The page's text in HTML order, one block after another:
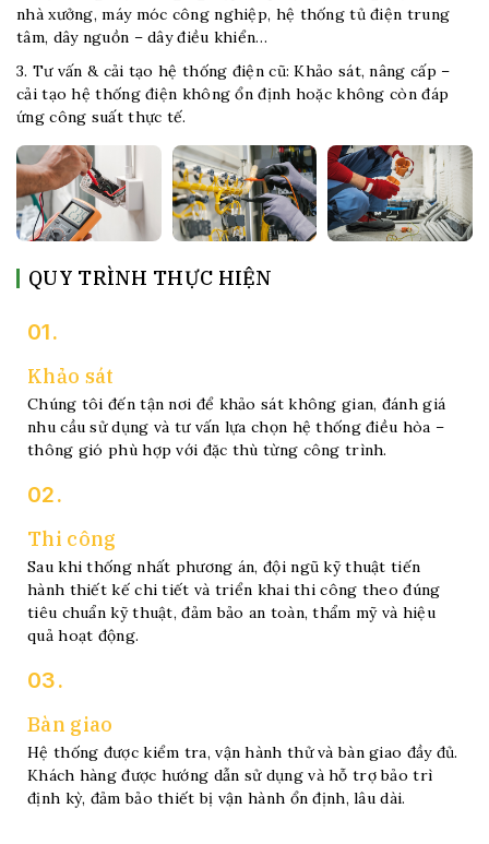
nhà xưởng, máy móc công nghiệp, hệ thống tủ điện trung
tâm, dây nguồn – dây điều khiển…
3. Tư vấn & cải tạo hệ thống điện cũ: Khảo sát, nâng cấp –
cải tạo hệ thống điện không ổn định hoặc không còn đáp
ứng công suất thực tế.
QUY TRÌNH THỰC HIỆN
01.
Khảo sát
Chúng tôi đến tận nơi để khảo sát không gian, đánh giá
nhu cầu sử dụng và tư vấn lựa chọn hệ thống điều hòa –
thông gió phù hợp với đặc thù từng công trình.
02.
Thi công
Sau khi thống nhất phương án, đội ngũ kỹ thuật tiến
hành thiết kế chi tiết và triển khai thi công theo đúng
tiêu chuẩn kỹ thuật, đảm bảo an toàn, thẩm mỹ và hiệu
quả hoạt động.
03.
Bàn giao
Hệ thống được kiểm tra, vận hành thử và bàn giao đầy đủ.
Khách hàng được hướng dẫn sử dụng và hỗ trợ bảo trì
định kỳ, đảm bảo thiết bị vận hành ổn định, lâu dài.